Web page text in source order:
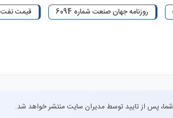
روزنامه جهان صنعت شماره 6094 قیمت نفت
پس از تایید توسط مدیران سایت منتشر خواهد شد.